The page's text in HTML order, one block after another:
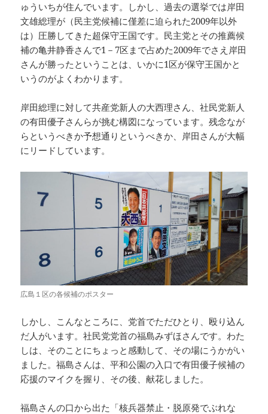
ゅういちが住んでいます。しかし、過去の選挙では岸田
文雄総理が（民主党候補に僅差に迫られた2009年以外
は）圧勝してきた超保守王国です。民主党とその推薦候
補の亀井静香さんで1－7区まで占めた2009年でさえ岸田
さんが勝ったということは、いかに1区が保守王国かと
いうのがよくわかります。
岸田総理に対して共産党新人の大西理さん、社民党新人
の有田優子さんらが挑む構図になっています。残念なが
らというべきか予想通りというべきか、岸田さんが大幅
にリードしています。
広島１区の各候補のポスター
しかし、こんなところに、党首でただひとり、殴り込ん
だ人がいます。社民党党首の福島みずほさんです。わた
しは、そのことにちょっと感動して、その場にうかがい
ました。福島さんは、平和公園の入口で有田優子候補の
応援のマイクを握り、その後、献花しました。
福島さんの口から出た「核兵器禁止・脱原発でぶれな